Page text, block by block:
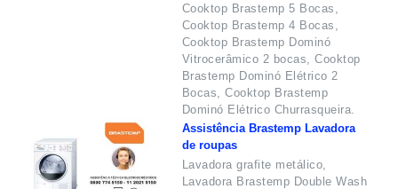
Cooktop Brastemp 5 Bocas,
Cooktop Brastemp 4 Bocas,
Cooktop Brastemp Dominó
Vitrocerâmico 2 bocas, Cooktop
Brastemp Dominó Elétrico 2
Bocas, Cooktop Brastemp
Dominó Elétrico Churrasqueira.
Assistência Brastemp Lavadora
de roupas
Lavadora grafite metálico,
Lavadora Brastemp Double Wash